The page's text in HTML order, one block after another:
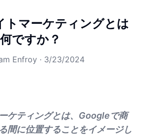
トマーケティングとは
何ですか？
Enfroy · 3/23/2024
ケティングとは、Googleで商
間に位置することをイメージし